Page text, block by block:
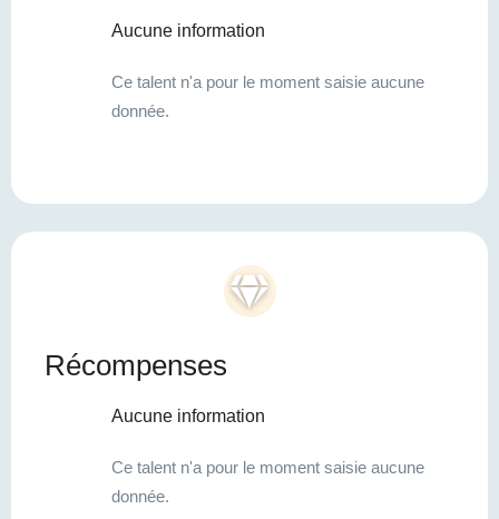
Aucune information
Ce talent n'a pour le moment saisie aucune
donnée.
Récompenses
Aucune information
Ce talent n'a pour le moment saisie aucune
donnée.